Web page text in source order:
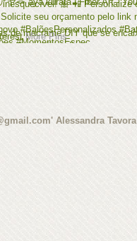
More Pins
Alessandra Tavora